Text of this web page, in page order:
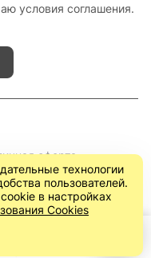
условия соглашения.
оферта
технологии
пользователей.
в настройках
Cookies